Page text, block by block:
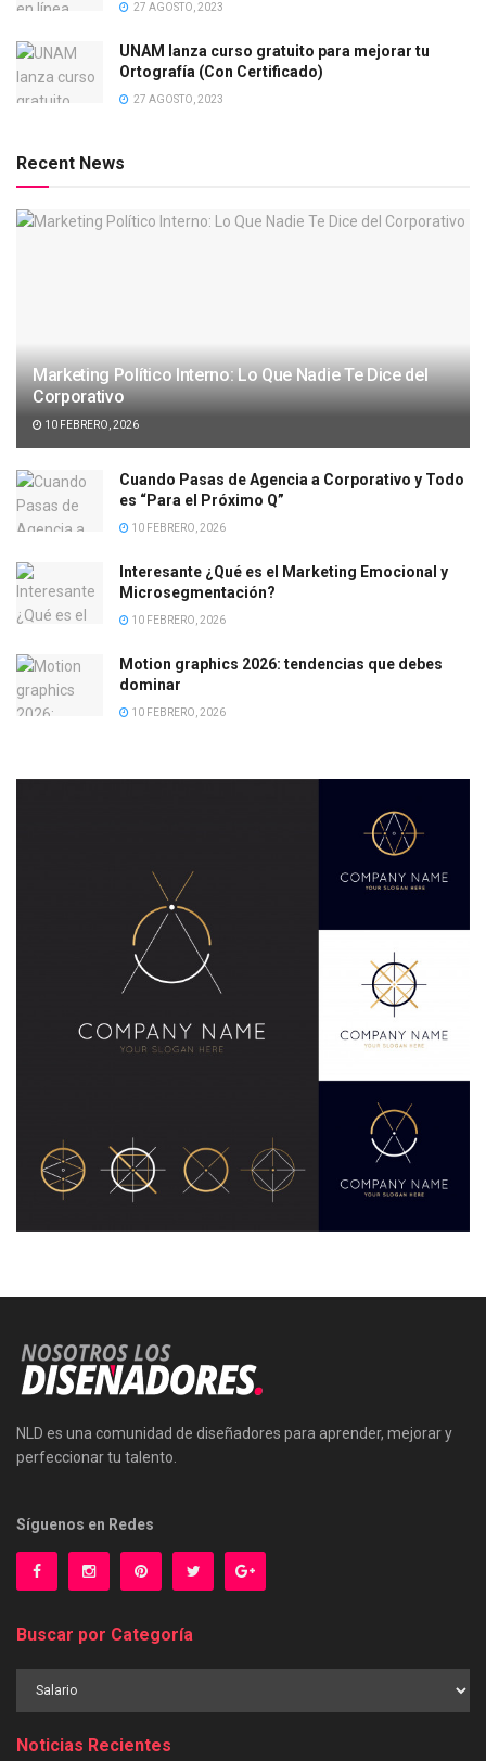
27 AGOSTO, 2023
UNAM lanza curso gratuito para mejorar tu
Ortografía (Con Certificado)
27 AGOSTO, 2023
Recent News
Marketing Político Interno: Lo Que Nadie Te Dice del
Corporativo
10 FEBRERO, 2026
Cuando Pasas de Agencia a Corporativo y Todo
es “Para el Próximo Q”
10 FEBRERO, 2026
Interesante ¿Qué es el Marketing Emocional y
Microsegmentación?
10 FEBRERO, 2026
Motion graphics 2026: tendencias que debes
dominar
10 FEBRERO, 2026
NLD es una comunidad de diseñadores para aprender, mejorar y
perfeccionar tu talento.
Síguenos en Redes
Buscar por Categoría
Buscar
Noticias Recientes